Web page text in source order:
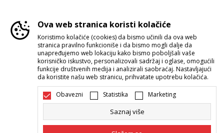
Srbija Promenite
Nastojimo da budemo što precizniji u opisu proizvoda, prikazu slika i
Ova web stranica koristi kolačiće
Koristimo kolačiće (cookies) da bismo učinili da ova web
stranica pravilno funkcioniše i da bismo mogli dalje da
unapređujemo web lokaciju kako bismo poboljšali vaše
korisničko iskustvo, personalizovali sadržaj i oglase, omogućili
funkcije društvenih medija i analizirali saobraćaj. Nastavljajući
da koristite našu web stranicu, prihvatate upotrebu kolačića.
Obavezni Statistika Marketing
Saznaj više